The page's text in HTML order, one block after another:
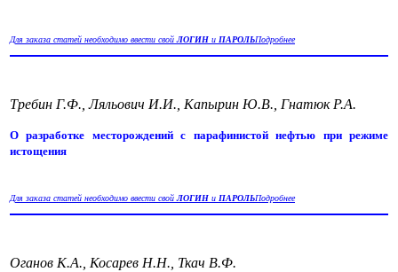
Для заказа статей необходимо ввести свойЛОГИН и ПАРОЛЬПодробнее
Требин Г.Ф., Ляльович И.И., Капырин Ю.В., Гнатюк Р.А.
О разработке месторождений с парафинистой нефтью при режиме
истощения
Для заказа статей необходимо ввести свойЛОГИН и ПАРОЛЬПодробнее
Оганов К.А., Косарев Н.Н., Ткач В.Ф.